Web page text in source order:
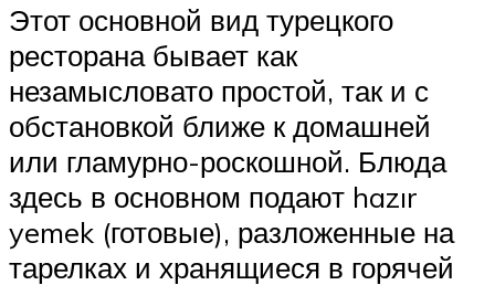
Этот основной вид турецкого
ресторана бывает как
незамысловато простой, так и с
обстановкой ближе к домашней
или гламурно-роскошной. Блюда
здесь в основном подают hazır
yemek (готовые), разложенные на
тарелках и хранящиеся в горячей